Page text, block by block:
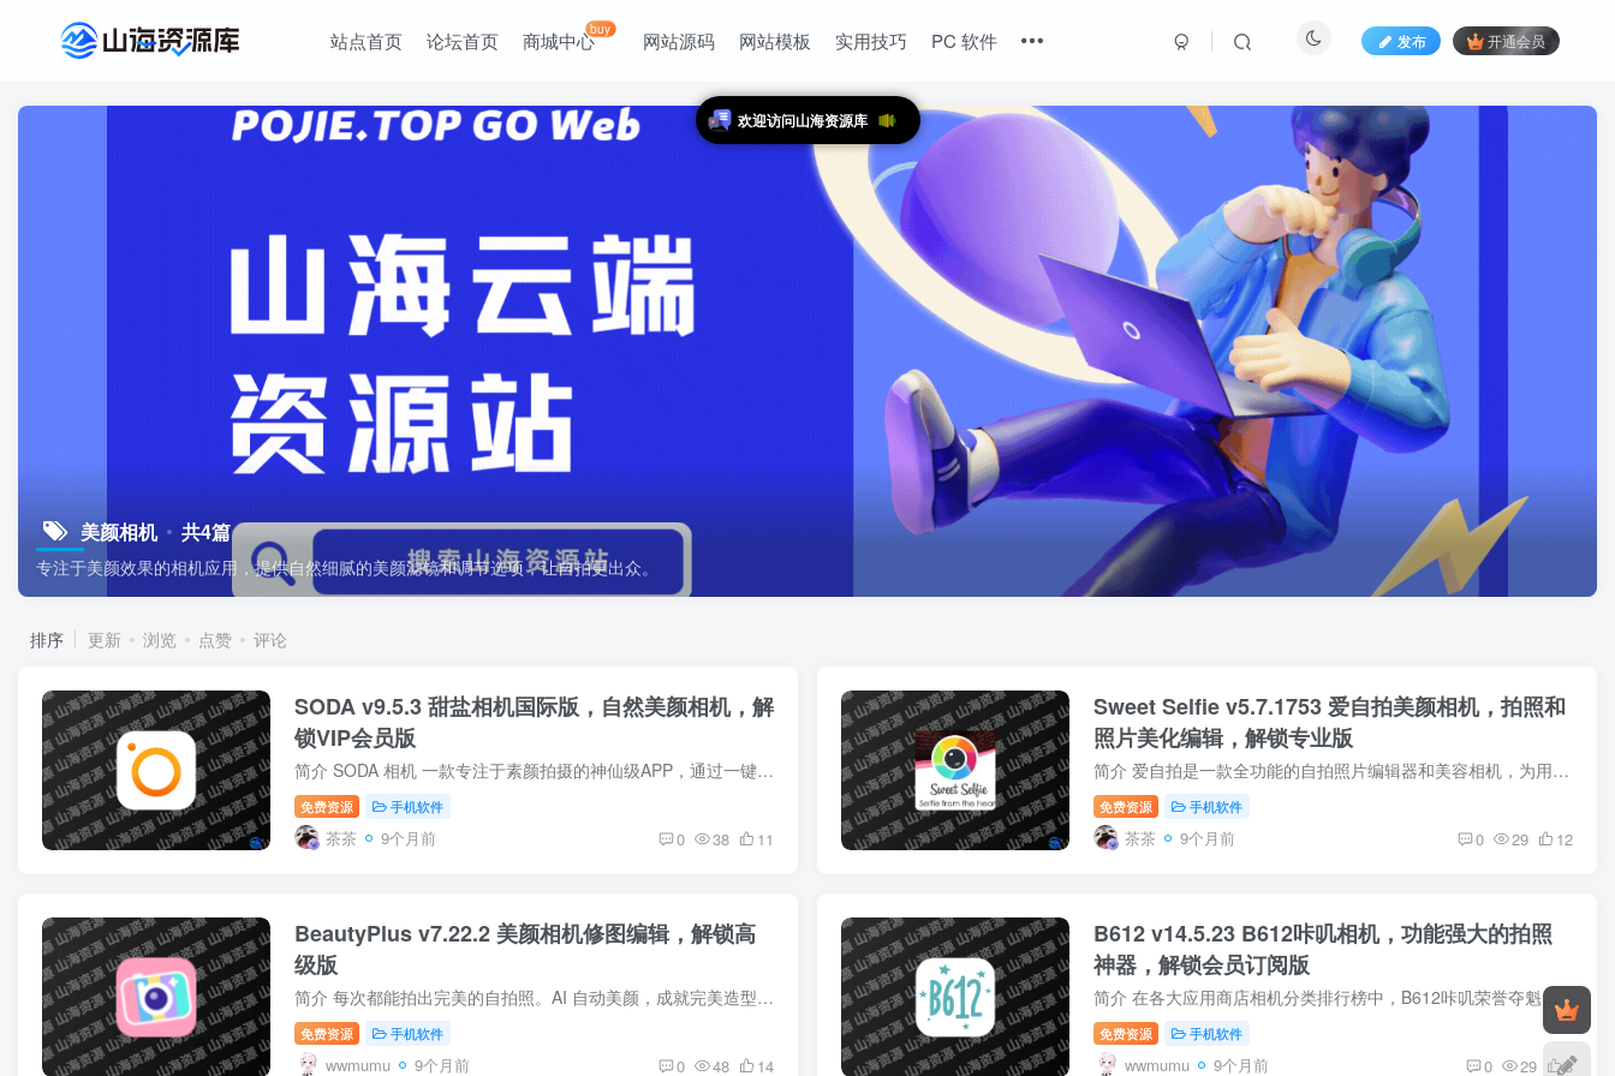
站点首页 论坛首页 商城中心buy 网站源码 网站模板 实用技巧 PC 软件 发布 开通会员
美颜相机 共4篇
专注于美颜效果的相机应用，提供自然细腻的美颜滤镜和调节选项，让自拍更出众。
排序 更新 浏览 点赞 评论
SODA v9.5.3 甜盐相机国际版，自然美颜相机，解
锁VIP会员版
简介 SODA 相机 一款专注于素颜拍摄的神仙级APP，通过一键Get同款美妆，助你轻松打造清新时尚的自然美妆感。主打清新风格的滤镜和质感滤镜，记录每个可盐可甜的瞬间。此外，软件还提供了高质量...
免费资源 手机软件
茶茶 9个月前 0 38 11
Sweet Selfie v5.7.1753 爱自拍美颜相机，拍照和
照片美化编辑，解锁专业版
简介 爱自拍是一款全功能的自拍照片编辑器和美容相机，为用户提供了自拍、照片和视频的一站式美颜解决方案。无论您是在追求甜美自拍还是渴望高级照片编辑，这款App都为您提供了强大而易用的工具
免费资源 手机软件
茶茶 9个月前 0 29 12
BeautyPlus v7.22.2 美颜相机修图编辑，解锁高
级版
简介 每次都能拍出完美的自拍照。AI 自动美颜，成就完美造型。 - 全球8亿用户信赖的美颜相机和照片编辑应用 - 使用我们的美妆滤镜和脸部编辑器，每次都能拍出甜美自拍照 - 50+款易于使用的...
免费资源 手机软件
wwmumu 9个月前 0 48 14
B612 v14.5.23 B612咔叽相机，功能强大的拍照
神器，解锁会员订阅版
简介 在各大应用商店相机分类排行榜中，B612咔叽荣誉夺魁！ 【智能美颜】 众多明星网红都在用的自拍相机，让B612咔叽为你带来超自然的美颜效果和超适合你的靓丽脸型，并且支持手动调节，美到每...
免费资源 手机软件
wwmumu 9个月前 0 29 8
欢迎访问山海资源库